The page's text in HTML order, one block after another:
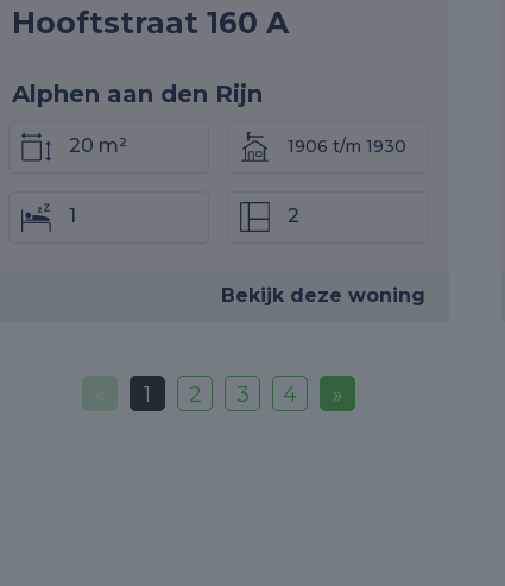
Hooftstraat 160 A
Alphen aan den Rijn
20 m² 1906 t/m 1930
1 2
Bekijk deze woning
1 2 3 4 »